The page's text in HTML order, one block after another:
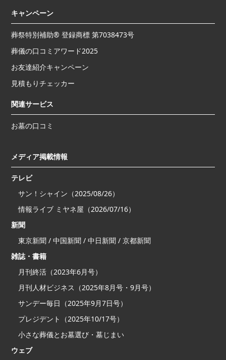
キャンペーン
葬祭特別補助® 登録商標 第7038473号
葬儀の口コミアワード2025
お友達紹介キャンペーン
見積もりチェッカー
関連サービス
お墓の口コミ
メディア掲載情報
テレビ
サン！シャイン（2025/08/26）
情報ライブ ミヤネ屋（2026/07/16）
新聞
東京新聞 / 中国新聞 / 中日新聞 / 京都新聞
雑誌・書籍
月刊終活（2023年6月号）
月刊人材ビジネス（2025年8月号・9月号）
サンデー毎日（2025年9月7日号）
プレジデント（2025年10/17号）
小さな葬儀とお墓選び・墓じまい
ウェブ